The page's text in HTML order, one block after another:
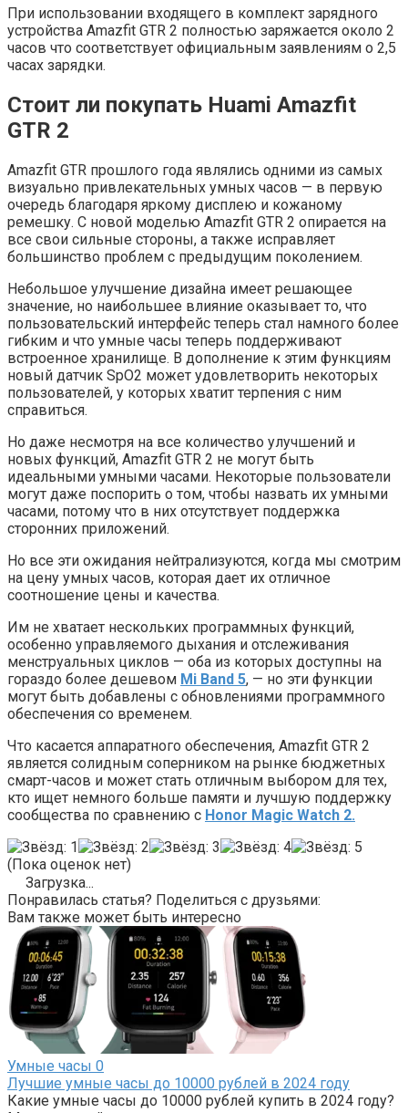
При использовании входящего в комплект зарядного
устройства Amazfit GTR 2 полностью заряжается около 2
часов что соответствует официальным заявлениям о 2,5
часах зарядки.
Стоит ли покупать Huami Amazfit
GTR 2
Amazfit GTR прошлого года являлись одними из самых
визуально привлекательных умных часов — в первую
очередь благодаря яркому дисплею и кожаному
ремешку. С новой моделью Amazfit GTR 2 опирается на
все свои сильные стороны, а также исправляет
большинство проблем с предыдущим поколением.
Небольшое улучшение дизайна имеет решающее
значение, но наибольшее влияние оказывает то, что
пользовательский интерфейс теперь стал намного более
гибким и что умные часы теперь поддерживают
встроенное хранилище. В дополнение к этим функциям
новый датчик SpO2 может удовлетворить некоторых
пользователей, у которых хватит терпения с ним
справиться.
Но даже несмотря на все количество улучшений и
новых функций, Amazfit GTR 2 не могут быть
идеальными умными часами. Некоторые пользователи
могут даже поспорить о том, чтобы назвать их умными
часами, потому что в них отсутствует поддержка
сторонних приложений.
Но все эти ожидания нейтрализуются, когда мы смотрим
на цену умных часов, которая дает их отличное
соотношение цены и качества.
Им не хватает нескольких программных функций,
особенно управляемого дыхания и отслеживания
менструальных циклов — оба из которых доступны на
гораздо более дешевом Mi Band 5, — но эти функции
могут быть добавлены с обновлениями программного
обеспечения со временем.
Что касается аппаратного обеспечения, Amazfit GTR 2
является солидным соперником на рынке бюджетных
смарт-часов и может стать отличным выбором для тех,
кто ищет немного больше памяти и лучшую поддержку
сообщества по сравнению с Honor Magic Watch 2.
(Пока оценок нет)
Загрузка...
Понравилась статья? Поделиться с друзьями:
Вам также может быть интересно
Умные часы 0
Лучшие умные часы до 10000 рублей в 2024 году
Какие умные часы до 10000 рублей купить в 2024 году?